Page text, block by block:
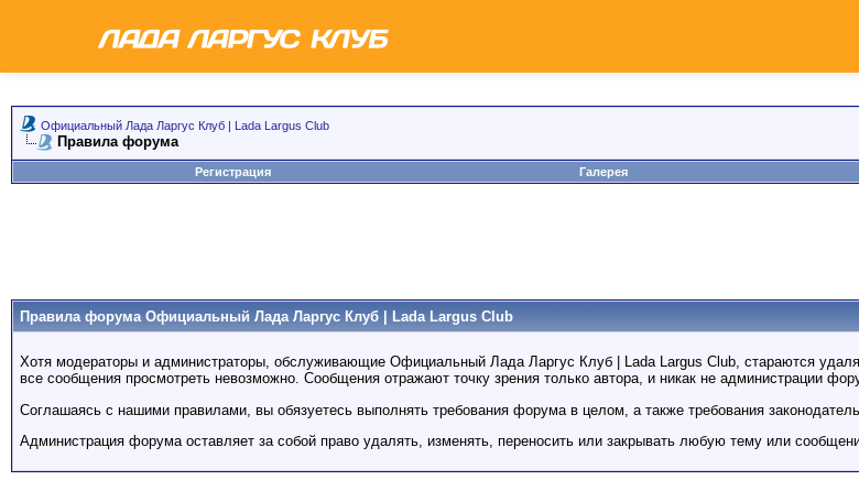
Официальный Лада Ларгус Клуб | Lada Largus Club
Правила форума
Регистрация
Галерея
Правила форума Официальный Лада Ларгус Клуб | Lada Largus Club
Хотя модераторы и администраторы, обслуживающие Официальный Лада Ларгус Клуб | Lada Largus Club, стараются
все сообщения просмотреть невозможно. Сообщения отражают точку зрения только автора, и никак не администрации
Соглашаясь с нашими правилами, вы обязуетесь выполнять требования форума в целом, а также требования
Администрация форума оставляет за собой право удалять, изменять, переносить или закрывать любую тему или